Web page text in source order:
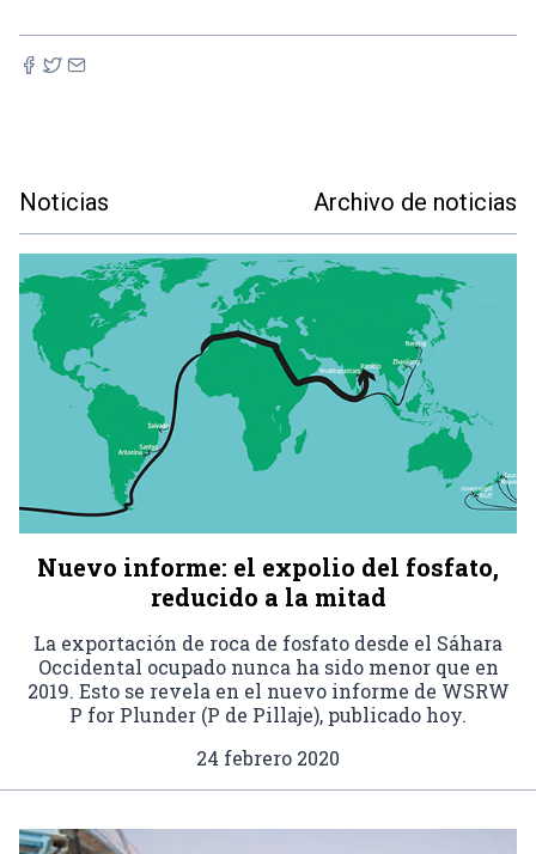
Noticias Archivo de noticias
Nuevo informe: el expolio del fosfato,
reducido a la mitad
La exportación de roca de fosfato desde el Sáhara
Occidental ocupado nunca ha sido menor que en
2019. Esto se revela en el nuevo informe de WSRW
P for Plunder (P de Pillaje), publicado hoy.
24 febrero 2020